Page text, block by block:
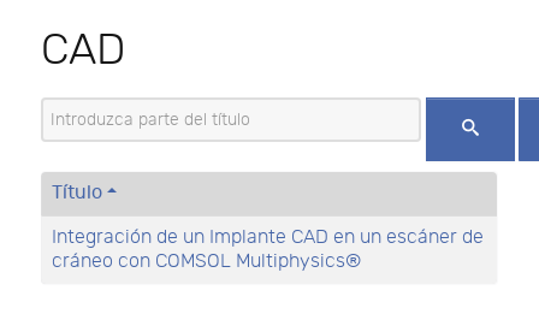
CAD
Introduzca parte del título
Título
Integración de un Implante CAD en un escáner de
cráneo con COMSOL Multiphysics®